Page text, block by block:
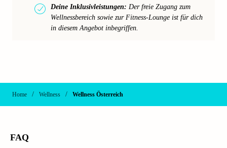
Deine Inklusivleistungen: Der freie Zugang zum
Wellnessbereich sowie zur Fitness-Lounge ist für dich
in diesem Angebot inbegriffen.
Home / Wellness / Wellness Österreich
FAQ